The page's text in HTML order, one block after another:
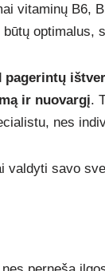
vitaminų B6,
optimalus,
pagerintų
ir nuovargį.
nes
valdyti savo